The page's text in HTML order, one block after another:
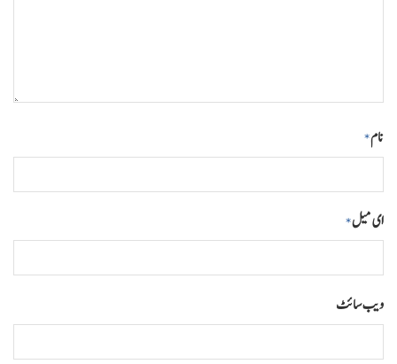
نام*
ای میل*
ویب‌ سائٹ